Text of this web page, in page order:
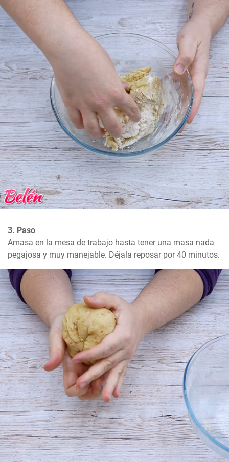
3. Paso
Amasa en la mesa de trabajo hasta tener una masa nada
pegajosa y muy manejable. Déjala reposar por 40 minutos.